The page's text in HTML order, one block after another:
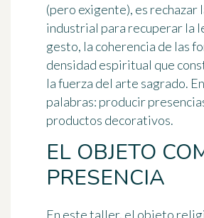
(pero exigente), es rechazar
industrial para recuperar la
gesto, la coherencia de las
densidad espiritual que
la fuerza del arte sagrado.
palabras: producir
productos decorativos.
EL OBJETO
PRESENCIA
En este taller, el objeto